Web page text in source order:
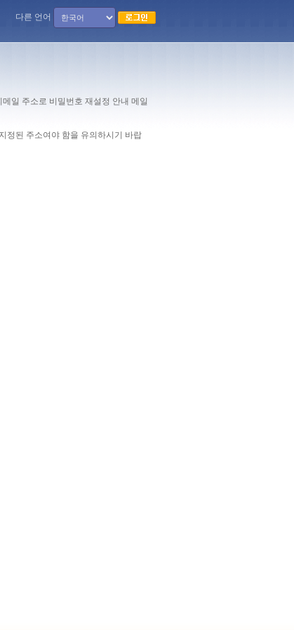
다른 언어
일 주소로 비밀번호 재설정 안내 메일
정된 주소여야 함을 유의하시기 바랍